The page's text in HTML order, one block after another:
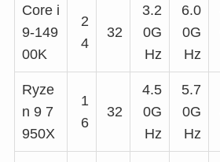
Core i
9-149
00K
2
4
32
3.2
0G
Hz
6.0
0G
Hz
Ryze
n 9 7
950X
1
6
32
4.5
0G
Hz
5.7
0G
Hz